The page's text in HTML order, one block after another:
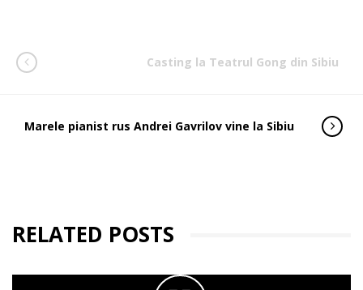
Casting la Teatrul Gong din Sibiu
Marele pianist rus Andrei Gavrilov vine la Sibiu
RELATED POSTS